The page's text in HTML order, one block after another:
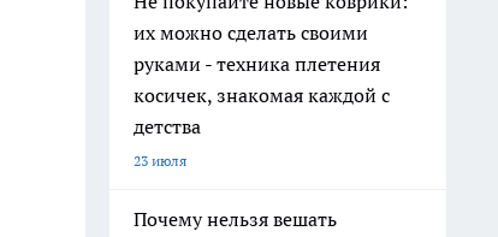
их можно сделать своими
руками - техника плетения
косичек, знакомая каждой с
детства
23 июля
Почему нельзя вешать